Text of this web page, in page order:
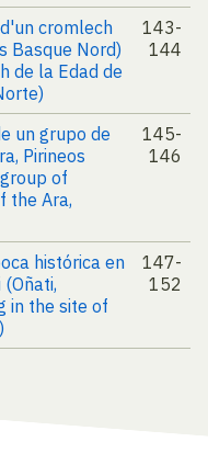
cromlech
Basque Nord)
de la Edad de
143-
144
un grupo de
Pirineos
of
the Ara,
145-
146
histórica en
in the site of
147-
152